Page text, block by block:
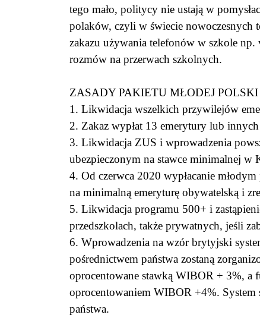
tego mało, politycy nie ustają w
polaków, czyli w świecie nowoczesnych
zakazu używania telefonów w szkole np.
rozmów na przerwach szkolnych.
ZASADY PAKIETU MŁODEJ POLSKI
1. Likwidacja wszelkich przywilejów
2. Zakaz wypłat 13 emerytury lub
3. Likwidacja ZUS i wprowadzenia
ubezpieczonym na stawce minimalnej
4. Od czerwca 2020 wypłacanie
na minimalną emeryturę obywatelską i
5. Likwidacja programu 500+ i
przedszkolach, także prywatnych, jeśli
6. Wprowadzenia na wzór brytyjski
pośrednictwem państwa zostaną
oprocentowane stawką WIBOR + 3%, a
oprocentowaniem WIBOR +4%. System
państwa.